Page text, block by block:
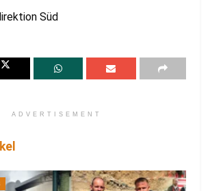
Süd
ADVERTISEMENT